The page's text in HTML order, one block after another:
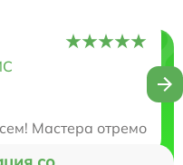
Мастера